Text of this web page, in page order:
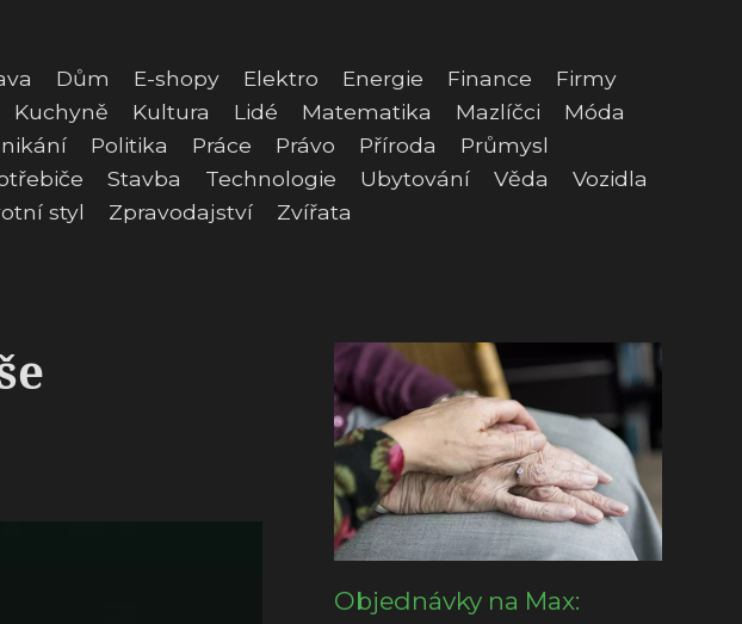
Dům E-shopy Elektro Energie Finance
Firmy
Kuchyně Kultura Lidé Matematika Mazlíčci
Móda
Politika Práce Právo Příroda
Průmysl
Stavba Technologie Ubytování Věda
Vozidla
styl Zpravodajství Zvířata
Objednávky na Max: